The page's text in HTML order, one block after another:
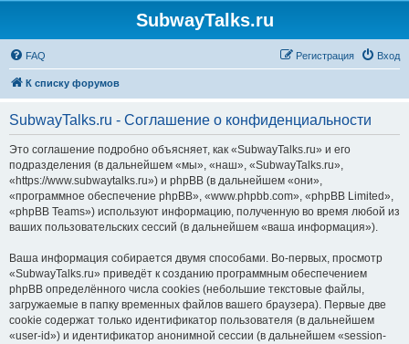
SubwayTalks.ru
FAQ Вход
Регистрация
К списку форумов
SubwayTalks.ru - Соглашение о конфиденциальности
Это соглашение подробно объясняет, как «SubwayTalks.ru» и его
подразделения (в дальнейшем «мы», «наш», «SubwayTalks.ru»,
«https://www.subwaytalks.ru») и phpBB (в дальнейшем «они»,
«программное обеспечение phpBB», «www.phpbb.com», «phpBB Limited»,
«phpBB Teams») используют информацию, полученную во время любой из
ваших пользовательских сессий (в дальнейшем «ваша информация»).
Ваша информация собирается двумя способами. Во-первых, просмотр
«SubwayTalks.ru» приведёт к созданию программным обеспечением
phpBB определённого числа cookies (небольшие текстовые файлы,
загружаемые в папку временных файлов вашего браузера). Первые две
cookie содержат только идентификатор пользователя (в дальнейшем
«user-id») и идентификатор анонимной сессии (в дальнейшем «session-